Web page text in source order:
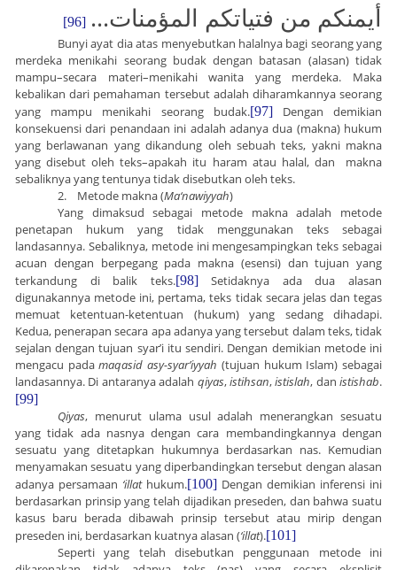
أيمنكم من فتياتكم المؤمنات...
[96]
Bunyi ayat dia atas menyebutkan halalnya bagi seorang yang
merdeka menikahi seorang budak dengan batasan (alasan) tidak
mampu–secara materi–menikahi wanita yang merdeka. Maka
kebalikan dari pemahaman tersebut adalah diharamkannya seorang
yang mampu menikahi seorang budak.[97]Dengan demikian
konsekuensi dari penandaan ini adalah adanya dua (makna) hukum
yang berlawanan yang dikandung oleh sebuah teks, yakni makna
yang disebut oleh teks–apakah itu haram atau halal, dan makna
sebaliknya yang tentunya tidak disebutkan oleh teks.
2.
Metode makna (Ma‘nawiyyah)
Yang dimaksud sebagai metode makna adalah metode
penetapan hukum yang tidak menggunakan teks sebagai
landasannya. Sebaliknya, metode ini mengesampingkan teks sebagai
acuan dengan berpegang pada makna (esensi) dan tujuan yang
terkandung di balik teks.[98]Setidaknya ada dua alasan
digunakannya metode ini, pertama, teks tidak secara jelas dan tegas
memuat ketentuan-ketentuan (hukum) yang sedang dihadapi.
Kedua, penerapan secara apa adanya yang tersebut dalam teks, tidak
sejalan dengan tujuan syar’i itu sendiri. Dengan demikian metode ini
mengacu padamaqasid asy-syar’iyyah (tujuan hukum Islam) sebagai
landasannya. Di antaranya adalah qiyas,istihsan,istislah, dan istishab.
[99]
Qiyas, menurut ulama usul adalah menerangkan sesuatu
yang tidak ada nasnya dengan cara membandingkannya dengan
sesuatu yang ditetapkan hukumnya berdasarkan nas. Kemudian
menyamakan sesuatu yang diperbandingkan tersebut dengan alasan
adanya persamaan ‘illathukum.[100] Dengan demikian inferensi ini
berdasarkan prinsip yang telah dijadikan preseden, dan bahwa suatu
kasus baru berada dibawah prinsip tersebut atau mirip dengan
preseden ini, berdasarkan kuatnya alasan (‘illat).[101]
Seperti yang telah disebutkan penggunaan metode ini